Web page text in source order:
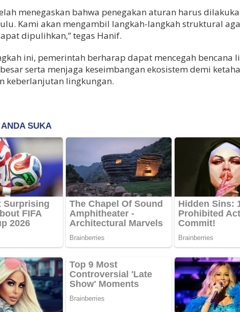
menegaskan bahwa penegakan aturan harus
Kami akan mengambil langkah-langkah struktural
dipulihkan,” tegas Hanif.
ini, pemerintah berharap dapat mencegah bencana
serta menjaga keseimbangan ekosistem demi
keberlanjutan lingkungan.